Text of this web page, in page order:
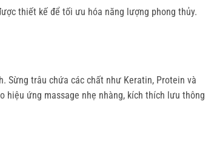
thiết kế để tối ưu hóa năng lượng phong thủy.
Sừng trâu chứa các chất như Keratin, Protein và
ứng massage nhẹ nhàng, kích thích lưu thông